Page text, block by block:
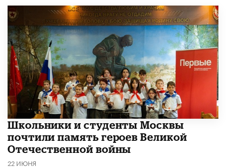
Школьники и студенты Москвы
почтили память героев Великой
Отечественной войны
22 ИЮНЯ